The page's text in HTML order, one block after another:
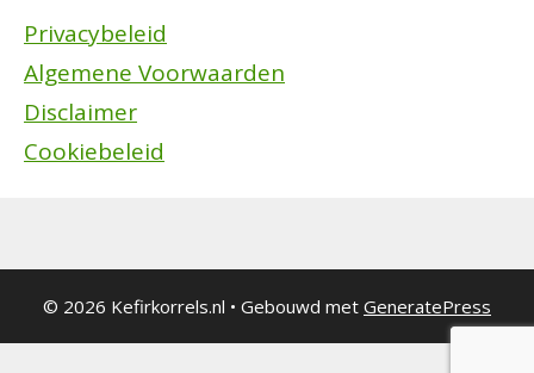
Privacybeleid
Algemene Voorwaarden
Disclaimer
Cookiebeleid
© 2026 Kefirkorrels.nl • Gebouwd met GeneratePress